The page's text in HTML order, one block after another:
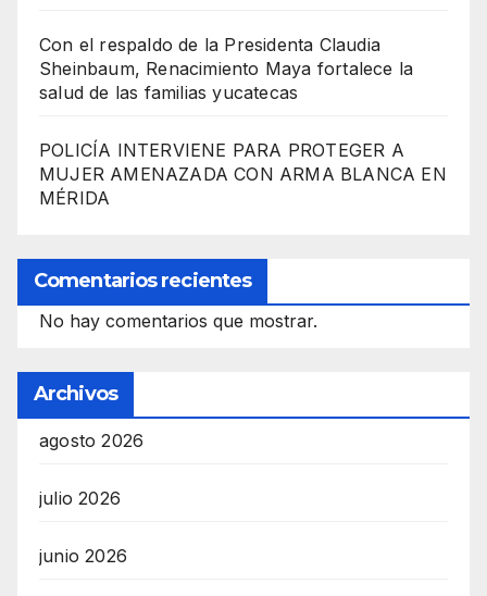
Con el respaldo de la Presidenta Claudia
Sheinbaum, Renacimiento Maya fortalece la
salud de las familias yucatecas
POLICÍA INTERVIENE PARA PROTEGER A
MUJER AMENAZADA CON ARMA BLANCA EN
MÉRIDA
Comentarios recientes
No hay comentarios que mostrar.
Archivos
agosto 2026
julio 2026
junio 2026